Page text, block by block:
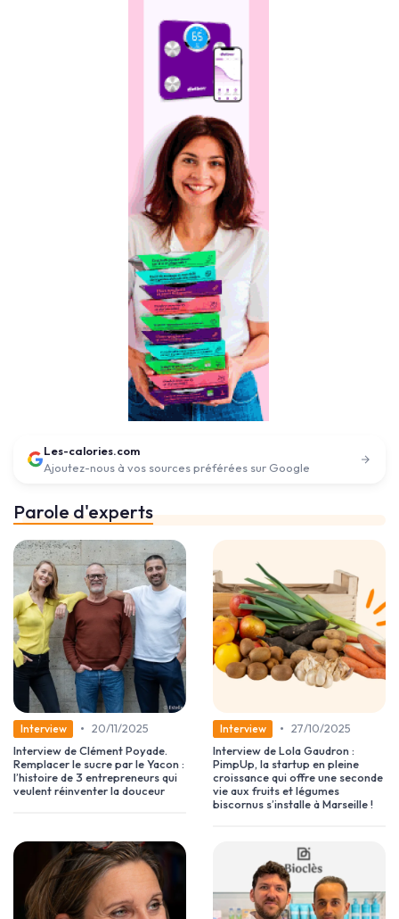
Les-calories.com
Ajoutez-nous à vos sources préférées sur Google
Parole d'experts
Interview • 20/11/2025
Interview de Clément Poyade.
Remplacer le sucre par le Yacon :
l’histoire de 3 entrepreneurs qui
veulent réinventer la douceur
Interview • 27/10/2025
Interview de Lola Gaudron :
PimpUp, la startup en pleine
croissance qui offre une seconde
vie aux fruits et légumes
biscornus s’installe à Marseille !